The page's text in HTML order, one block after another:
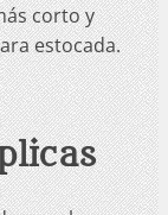
corto y
estocada.